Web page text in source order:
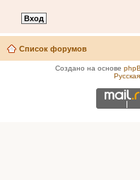
Список форумов
Создано на основе